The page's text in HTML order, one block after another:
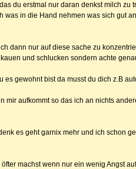
du erstmal nur daran denkst milch zu
was in die Hand nehmen was sich
dann nur auf diese sache zu
und schlucken sondern achte
es gewohnt bist da musst du dich z.B
mir aufkommt so das ich an nichts
es geht garnix mehr und ich schon
machst wenn nur ein wenig Angst